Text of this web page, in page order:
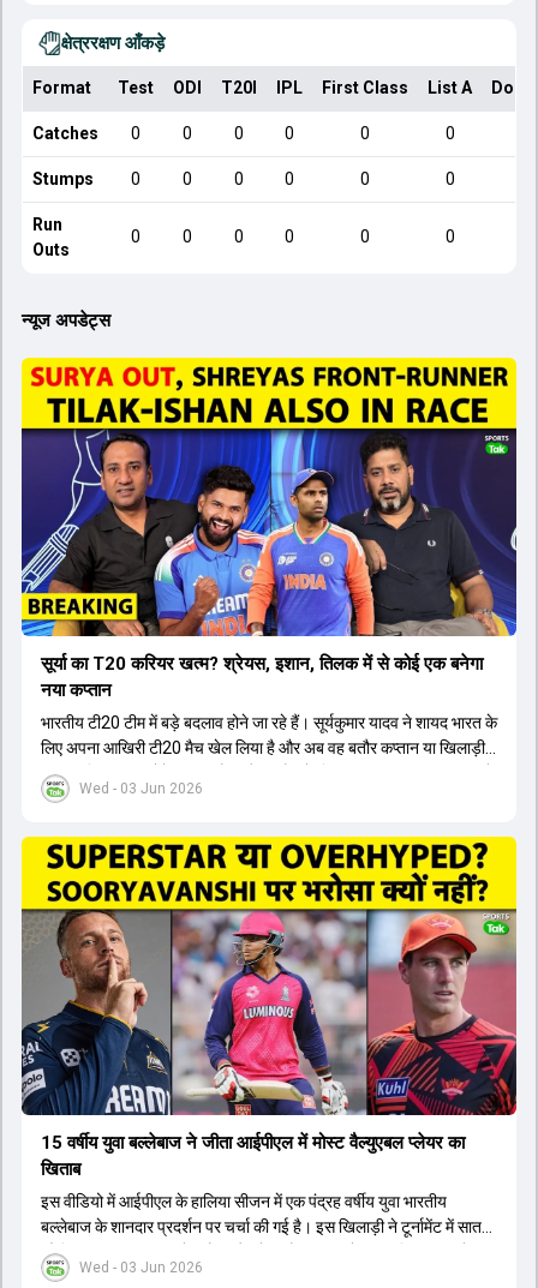
क्षेत्ररक्षण आँकड़े
Format Test ODI T20I IPL First Class List A
Catches 0 0 0 0 0 0
Stumps 0 0 0 0 0 0
Run
Outs
0 0 0 0 0 0
न्यूज अपडेट्स
Wed - 03 Jun 2026
सूर्या का T20 करियर खत्म? श्रेयस, इशान, तिलक में से कोई एक बनेगा
नया कप्तान
भारतीय टी20 टीम में बड़े बदलाव होने जा रहे हैं। सूर्यकुमार यादव ने शायद भारत के
लिए अपना आखिरी टी20 मैच खेल लिया है और अब वह बतौर कप्तान या खिलाड़ी
टीम का हिस्सा नहीं होंगे। आयरलैंड और इंग्लैंड के खिलाफ आगामी टी20 सीरीज के
लिए नए कप्तान की तलाश जारी है। इस रेस में श्रेयस अय्यर सबसे आगे चल रहे
पटेल इस रेस में काफी पीछे हैं, जबकि संजू सैमसन और रजत पाटीदार कप्तानी की
दौड़ से बाहर हैं। आगामी सीरीज के लिए वैभव सूर्यवंशी को तीसरे ओपनर के तौर पर
टीम में शामिल किया जाएगा, जबकि अभिषेक शर्मा और संजू सैमसन पहली पसंद
होंगे। इसके अलावा नीतीश रेड्डी को बतौर ऑलराउंडर ज्यादा मौके मिलेंगे। अजीत
अगरकर की अगुवाई वाली चयन समिति और कोच गौतम गंभीर आगामी टी20 वर्ल्ड
कप और 2028 ओलंपिक के लिए लंबी अवधि का विजन लेकर चल रहे हैं।
Wed - 03 Jun 2026
15 वर्षीय युवा बल्लेबाज ने जीता आईपीएल में मोस्ट वैल्युएबल प्लेयर का
खिताब
इस वीडियो में आईपीएल के हालिया सीजन में एक पंद्रह वर्षीय युवा भारतीय
बल्लेबाज के शानदार प्रदर्शन पर चर्चा की गई है। इस खिलाड़ी ने टूर्नामेंट में सात
सौ छिहत्तर रन बनाकर ऑरेंज कैप और मोस्ट वैल्युएबल प्लेयर का खिताब अपने नाम
किया है। वीडियो में बताया गया है कि ऑस्ट्रेलियाई टीम के वर्तमान कप्तान और